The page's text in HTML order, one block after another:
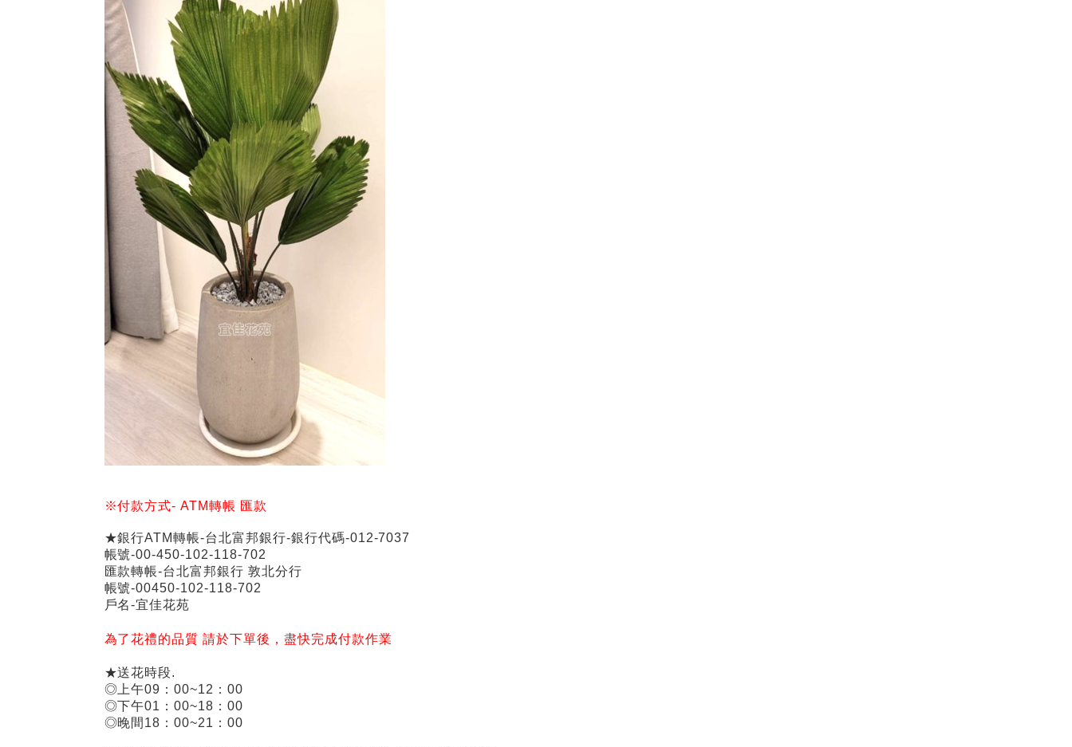
※付款方式-ATM轉帳 匯款
★銀行ATM轉帳-台北富邦銀行-銀行代碼-012-7037
帳號-00-450-102-118-702
匯款轉帳-台北富邦銀行 敦北分行
帳號-00450-102-118-702
戶名-宜佳花苑
為了花禮的品質 請於下單後，盡快完成付款作業
★送花時段.
◎上午09：00~12：00
◎下午01：00~18：00
◎晚間18：00~21：00